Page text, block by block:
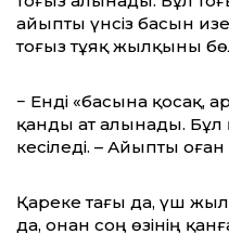
айыпты үнсіз басын
тоғыз тұяқ жылқыны
− Енді «басына қосақ,
қанды ат алынады. Бұл
кесіледі. – Айыпты
Қареке тағы да, үш
да, онан соң өзінің